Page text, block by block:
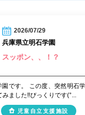
2026/07/29
兵庫県立明石学園
スッポン、、！？
園です。 この度、突然明石
ました‼︎びっくりです(°...
児童自立支援施設